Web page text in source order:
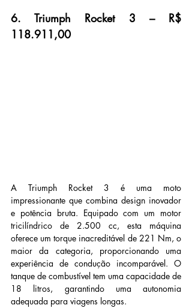
6. Triumph Rocket 3 – R$
118.911,00
A Triumph Rocket 3 é uma moto
impressionante que combina design inovador
e potência bruta. Equipado com um motor
tricilíndrico de 2.500 cc, esta máquina
oferece um torque inacreditável de 221 Nm, o
maior da categoria, proporcionando uma
experiência de condução incomparável. O
tanque de combustível tem uma capacidade de
18 litros, garantindo uma autonomia
adequada para viagens longas.